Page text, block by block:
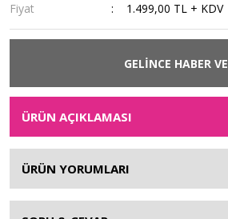
Fiyat
1.499,00 TL + KDV
GELİNCE HABER
ÜRÜN AÇIKLAMASI
ÜRÜN YORUMLARI